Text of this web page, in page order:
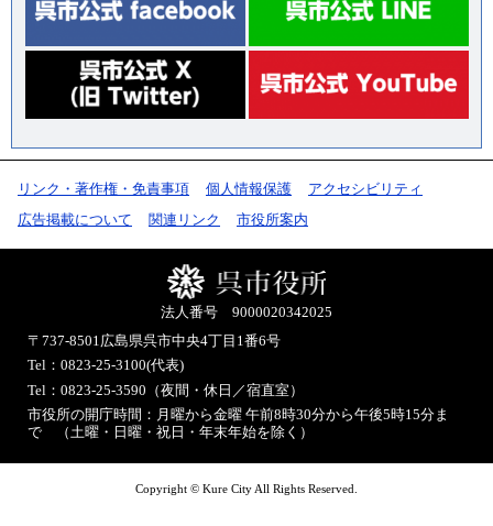
リンク・著作権・免責事項 個人情報保護
アクセシビリティ
広告掲載について
関連リンク 市役所案内
法人番号 9000020342025
〒737-8501広島県呉市中央4丁目1番6号
Tel：0823-25-3100(代表)
Tel：0823-25-3590（夜間・休日／宿直室）
市役所の開庁時間：月曜から金曜 午前8時30分から午後5時15分ま
で （土曜・日曜・祝日・年末年始を除く）
Copyright © Kure City All Rights Reserved.